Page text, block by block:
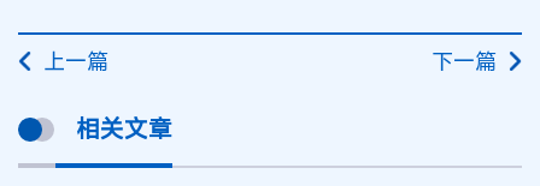
上一篇 下一篇
相关文章